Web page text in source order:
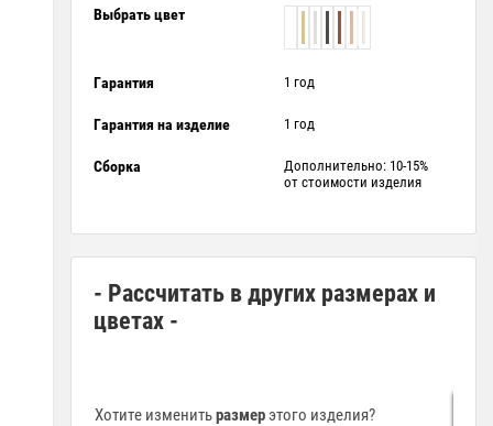
Выбрать цвет
Гарантия 1 год
Гарантия на изделие 1 год
Сборка
Дополнительно: 10-15%
от стоимости изделия
- Рассчитать в других размерах и
цветах -
Хотите изменитьразмерэтого изделия?